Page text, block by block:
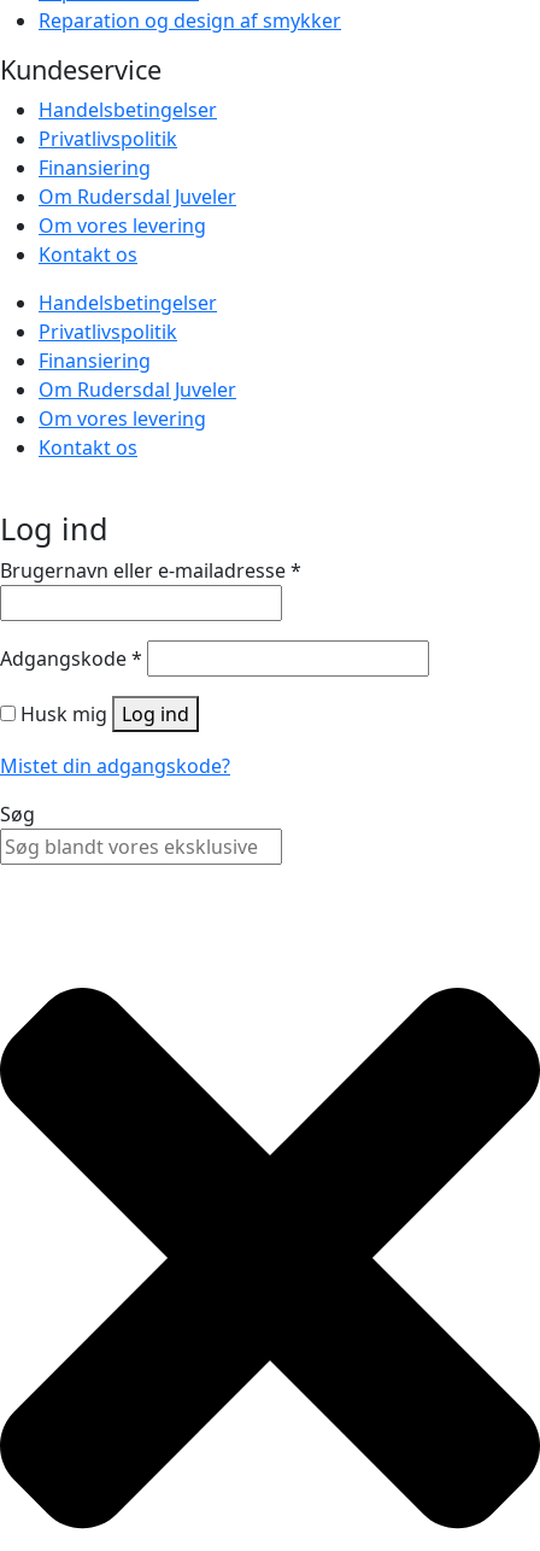
Reparation og design af smykker
Kundeservice
Handelsbetingelser
Privatlivspolitik
Finansiering
Om Rudersdal Juveler
Om vores levering
Kontakt os
Handelsbetingelser
Privatlivspolitik
Finansiering
Om Rudersdal Juveler
Om vores levering
Kontakt os
Log ind
Brugernavn eller e-mailadresse*
Adgangskode*
Husk mig
Log ind
Mistet din adgangskode?
Søg